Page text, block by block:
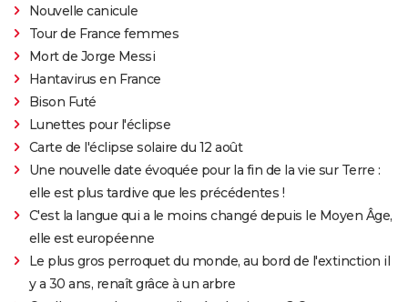
Nouvelle canicule
Tour de France femmes
Mort de Jorge Messi
Hantavirus en France
Bison Futé
Lunettes pour l'éclipse
Carte de l'éclipse solaire du 12 août
Une nouvelle date évoquée pour la fin de la vie sur Terre :
elle est plus tardive que les précédentes !
C'est la langue qui a le moins changé depuis le Moyen Âge,
elle est européenne
Le plus gros perroquet du monde, au bord de l'extinction il
y a 30 ans, renaît grâce à un arbre